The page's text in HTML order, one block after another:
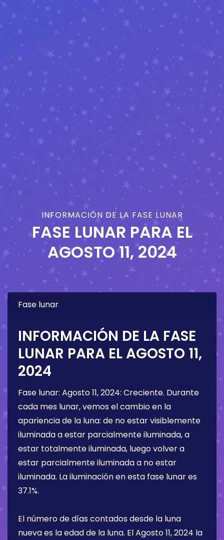
INFORMACIÓN DE LA FASE LUNAR
FASE LUNAR PARA EL
AGOSTO 11, 2024
Fase lunar
INFORMACIÓN DE LA FASE
LUNAR PARA EL AGOSTO 11,
2024
Fase lunar: Agosto 11, 2024: Creciente. Durante
cada mes lunar, vemos el cambio en la
apariencia de la luna: de no estar visiblemente
iluminada a estar parcialmente iluminada, a
estar totalmente iluminada, luego volver a
estar parcialmente iluminada a no estar
iluminada. La iluminación en esta fase lunar es
37.1%.
El número de días contados desde la luna
nueva es la edad de la luna. ElAgosto 11, 2024 la